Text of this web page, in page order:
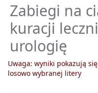
Zabiegi na
kuracji
urologię
Uwaga: wyniki pokazują
losowo wybranej litery